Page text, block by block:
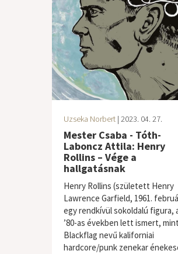
Uzseka Norbert | 2023. 04. 27.
Mester Csaba - Tóth-
Laboncz Attila: Henry
Rollins – Vége a
hallgatásnak
Henry Rollins (született Henry
Lawrence Garfield, 1961.
egy rendkívül sokoldalú figura,
’80-as években lett ismert,
Blackflag nevű kaliforniai
hardcore/punk zenekar